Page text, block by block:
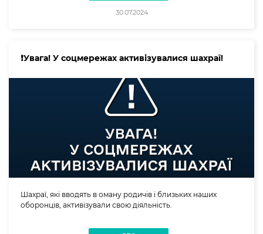
30.07.2024
❗️Увага! У соцмережах активізувалися шахраї!
Шахраї, які вводять в оману родичів і близьких наших
оборонців, активізували свою діяльність.